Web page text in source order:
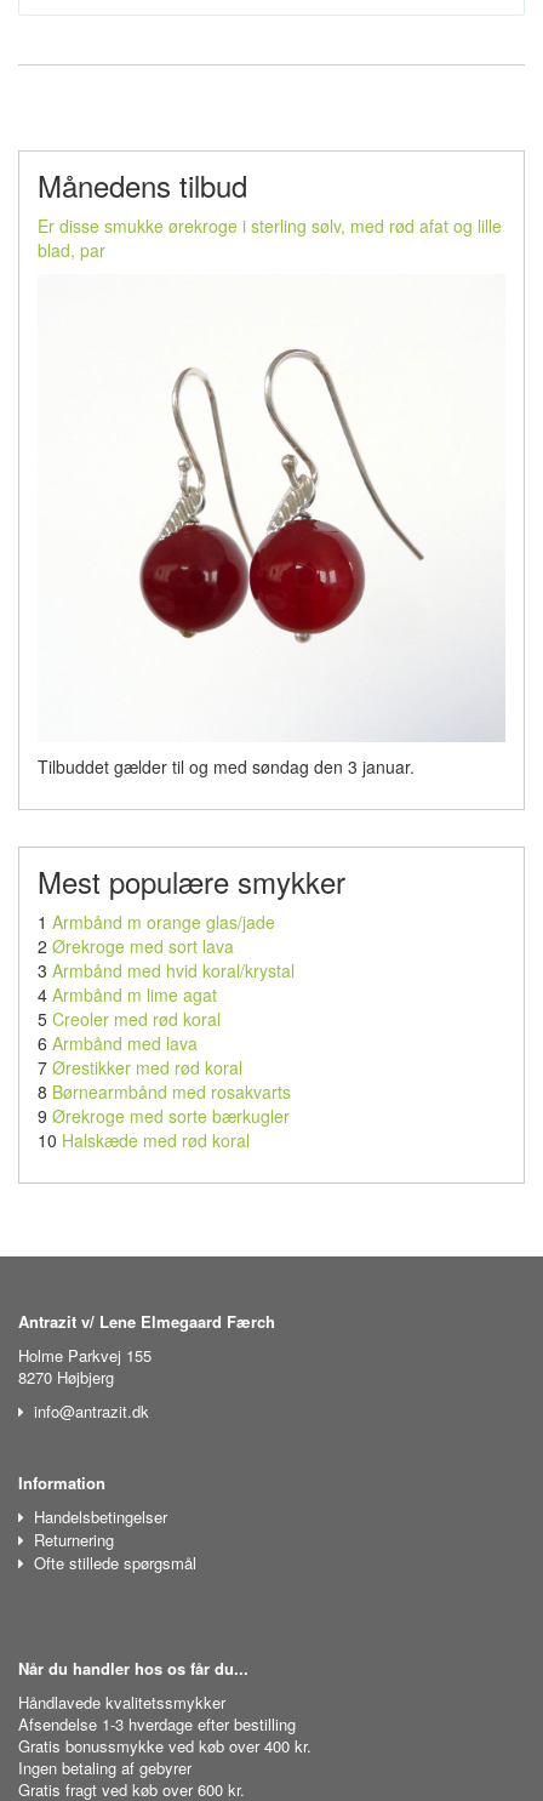
Månedens tilbud
Er disse smukke ørekroge i sterling sølv, med rød afat og lille
blad, par
Tilbuddet gælder til og med søndag den 3 januar.
Mest populære smykker
1 Armbånd m orange glas/jade
2 Ørekroge med sort lava
3 Armbånd med hvid koral/krystal
4 Armbånd m lime agat
5 Creoler med rød koral
6 Armbånd med lava
7 Ørestikker med rød koral
8 Børnearmbånd med rosakvarts
9 Ørekroge med sorte bærkugler
10 Halskæde med rød koral
Antrazit v/ Lene Elmegaard Færch
Holme Parkvej 155
8270 Højbjerg
info@antrazit.dk
Information
Handelsbetingelser
Returnering
Ofte stillede spørgsmål
Når du handler hos os får du...
Håndlavede kvalitetssmykker
Afsendelse 1-3 hverdage efter bestilling
Gratis bonussmykke ved køb over 400 kr.
Ingen betaling af gebyrer
Gratis fragt ved køb over 600 kr.